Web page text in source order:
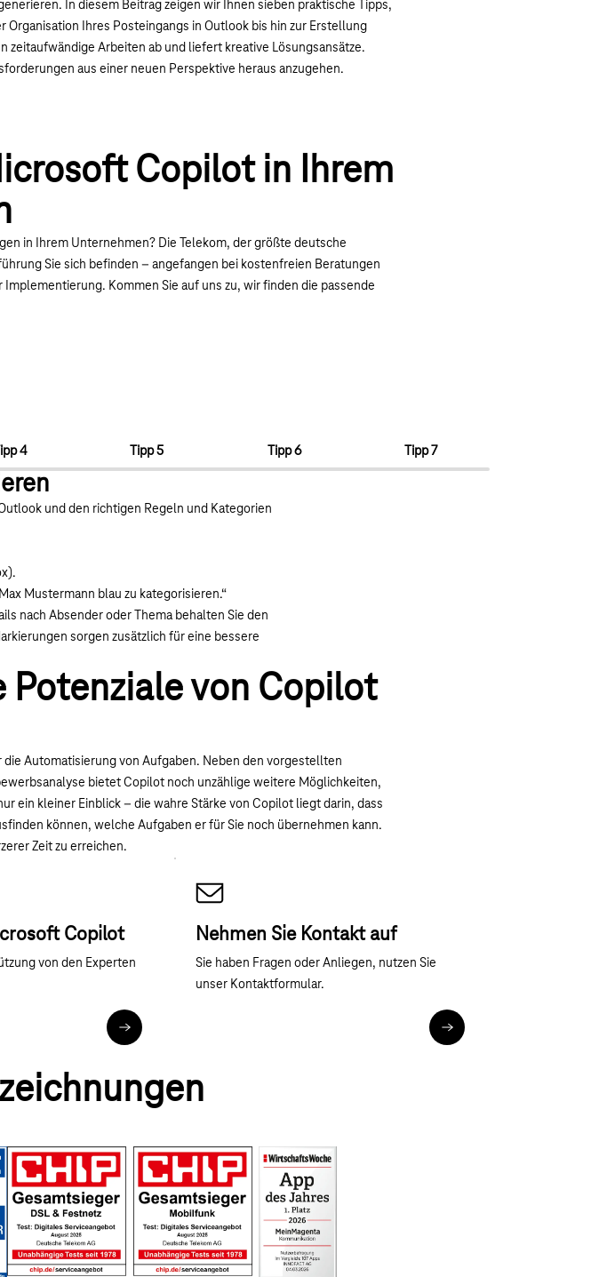
In diesem Beitrag zeigen wir Ihnen sieben praktische Tipps,
Ihres Posteingangs in Outlook bis hin zur Erstellung
Arbeiten ab und liefert kreative Lösungsansätze.
aus einer neuen Perspektive heraus anzugehen.
Copilot in Ihrem
in Ihrem Unternehmen? Die Telekom, der größte deutsche
Sie sich befinden – angefangen bei kostenfreien Beratungen
Kommen Sie auf uns zu, wir finden die passende
Tipp 4 Tipp 5 Tipp 6 Tipp 7
und den richtigen Regeln und Kategorien
Mustermann blau zu kategorisieren.“
nach Absender oder Thema behalten Sie den
sorgen zusätzlich für eine bessere
Potenziale von Copilot
Automatisierung von Aufgaben. Neben den vorgestellten
bietet Copilot noch unzählige weitere Möglichkeiten,
ein kleiner Einblick – die wahre Stärke von Copilot liegt darin, dass
können, welche Aufgaben er für Sie noch übernehmen kann.
Zeit zu erreichen.
Copilot
von den Experten
Assessment: Microsoft Copilot erfolgreich einführen
Nehmen Sie Kontakt auf
Sie haben Fragen oder Anliegen, nutzen Sie
unser Kontaktformular.
Jetzt anmelden